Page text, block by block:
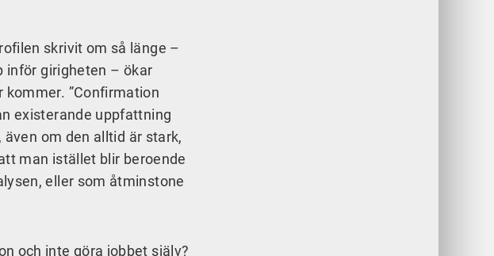
skrivit om så länge –
inför girigheten – ökar
kommer. ”Confirmation
existerande uppfattning
om den alltid är stark,
man istället blir beroende
eller som åtminstone
och inte göra jobbet själv?